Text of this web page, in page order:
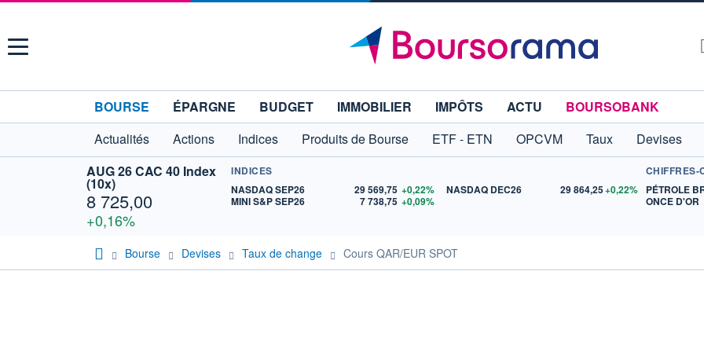
Menu
BOURSE ÉPARGNE BUDGET IMMOBILIER IMPÔTS ACTU
BOURSOBANK
Actualités
Actions Indices Produits de Bourse ETF - ETN OPCVM Taux Devises
AUG 26 CAC 40 Index
(10x)
8 725,00
+0,16%
INDICES
NASDAQ SEP26
29 569,75 +0,22%
MINI S&P SEP26
7 738,75 +0,09%
NASDAQ DEC26 29 864,25+0,22%
CHIFFRES-
PÉTROLE
ONCE D'OR
Bourse Devises Taux de change Cours QAR/EUR SPOT